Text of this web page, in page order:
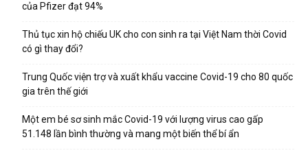
của Pfizer đạt 94%
Thủ tục xin hộ chiếu UK cho con sinh ra tại Việt Nam thời Covid
có gì thay đổi?
Trung Quốc viện trợ và xuất khẩu vaccine Covid-19 cho 80 quốc
gia trên thế giới
Một em bé sơ sinh mắc Covid-19 với lượng virus cao gấp
51.148 lần bình thường và mang một biến thể bí ẩn